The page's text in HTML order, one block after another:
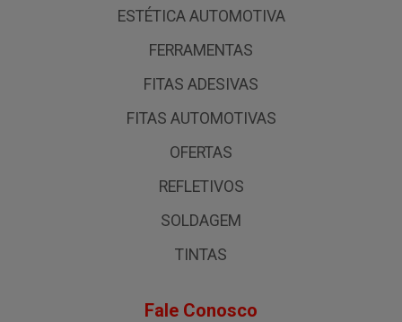
ESTÉTICA AUTOMOTIVA
FERRAMENTAS
FITAS ADESIVAS
FITAS AUTOMOTIVAS
OFERTAS
REFLETIVOS
SOLDAGEM
TINTAS
Fale Conosco